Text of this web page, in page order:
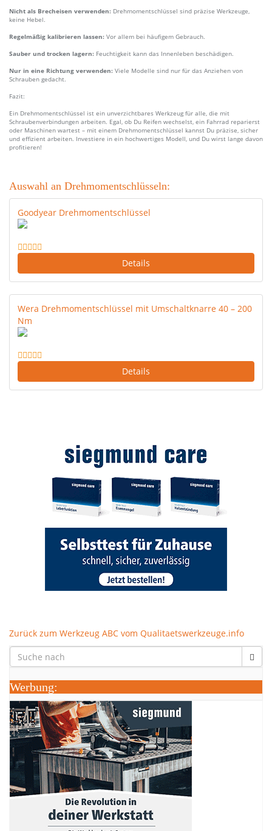
Nicht als Brecheisen verwenden: Drehmomentschlüssel sind präzise Werkzeuge,
keine Hebel.
Regelmäßig kalibrieren lassen: Vor allem bei häufigem Gebrauch.
Sauber und trocken lagern: Feuchtigkeit kann das Innenleben beschädigen.
Nur in eine Richtung verwenden: Viele Modelle sind nur für das Anziehen von
Schrauben gedacht.
Fazit:
Ein Drehmomentschlüssel ist ein unverzichtbares Werkzeug für alle, die mit
Schraubenverbindungen arbeiten. Egal, ob Du Reifen wechselst, ein Fahrrad reparierst
oder Maschinen wartest – mit einem Drehmomentschlüssel kannst Du präzise, sicher
und effizient arbeiten. Investiere in ein hochwertiges Modell, und Du wirst lange davon
profitieren!
Auswahl an Drehmomentschlüsseln:
Goodyear Drehmomentschlüssel
Details
Wera Drehmomentschlüssel mit Umschaltknarre 40 – 200
Nm
Details
Zurück zum Werkzeug ABC vom Qualitaetswerkzeuge.info
Werbung: